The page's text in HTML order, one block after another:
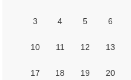
3 4 5 6
10 11 12 13
17 18 19 20